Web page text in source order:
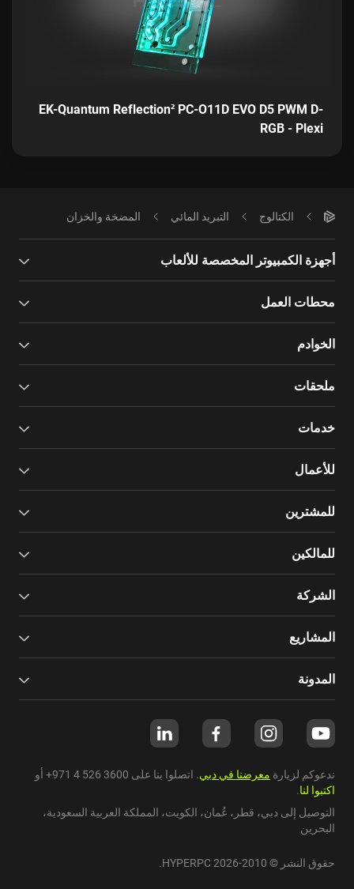
EK-Quantum Reflection² PC-O11D EVO D5 PWM D-
RGB - Plexi
الكتالوج التبريد المائي المضخة والخزان
أجهزة الكمبيوتر المخصصة للألعاب
محطات العمل
الخوادم
ملحقات
خدمات
للأعمال
للمشترين
للمالكين
الشركة
المشاريع
المدونة
ندعوكم لزيارة معرضنا في دبي. اتصلوا بنا على +971 4 526 3600 أو
اكتبوا لنا.
التوصيل إلى دبي، قطر ، عُمان، الكويت، المملكة العربية السعودية،
البحرين
حقوق النشر © 2010-2026 HYPERPC.